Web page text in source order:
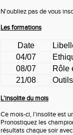
N'oubliez pas de vous
Les formations
Date
04/07
08/07
Rôle
21/08
L'insolite du mois
Ce mois-ci, l'insolite est
Pronostiquez les
résultats chaque soir